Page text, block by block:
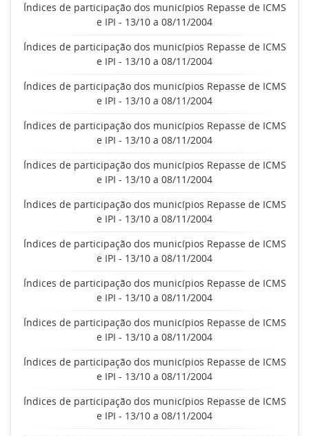
Índices de participação dos municípios Repasse de ICMS
e IPI - 13/10 a 08/11/2004
Índices de participação dos municípios Repasse de ICMS
e IPI - 13/10 a 08/11/2004
Índices de participação dos municípios Repasse de ICMS
e IPI - 13/10 a 08/11/2004
Índices de participação dos municípios Repasse de ICMS
e IPI - 13/10 a 08/11/2004
Índices de participação dos municípios Repasse de ICMS
e IPI - 13/10 a 08/11/2004
Índices de participação dos municípios Repasse de ICMS
e IPI - 13/10 a 08/11/2004
Índices de participação dos municípios Repasse de ICMS
e IPI - 13/10 a 08/11/2004
Índices de participação dos municípios Repasse de ICMS
e IPI - 13/10 a 08/11/2004
Índices de participação dos municípios Repasse de ICMS
e IPI - 13/10 a 08/11/2004
Índices de participação dos municípios Repasse de ICMS
e IPI - 13/10 a 08/11/2004
Índices de participação dos municípios Repasse de ICMS
e IPI - 13/10 a 08/11/2004